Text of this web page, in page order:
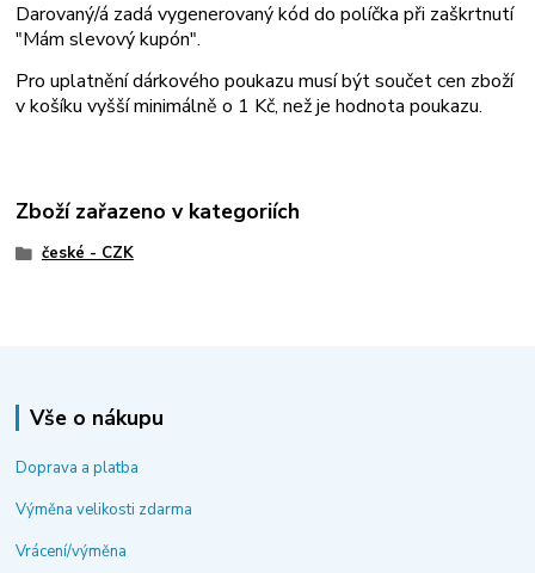
Darovaný/á zadá vygenerovaný kód do políčka při zaškrtnutí
"Mám slevový kupón".
Pro uplatnění dárkového poukazu musí být součet cen zboží
v košíku vyšší minimálně o 1 Kč, než je hodnota poukazu.
Zboží zařazeno v kategoriích
české - CZK
Vše o nákupu
Doprava a platba
Výměna velikosti zdarma
Vrácení/výměna